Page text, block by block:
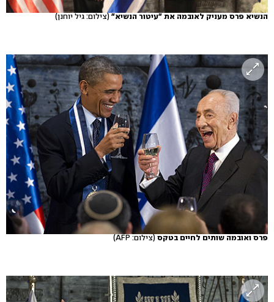
הנשיא פרס מעניק לאובמה את "עיטור הנשיא" (צילום: גיל יוחנן)
פרס ואובמה שותים לחיים בטקס (צילום: AFP)